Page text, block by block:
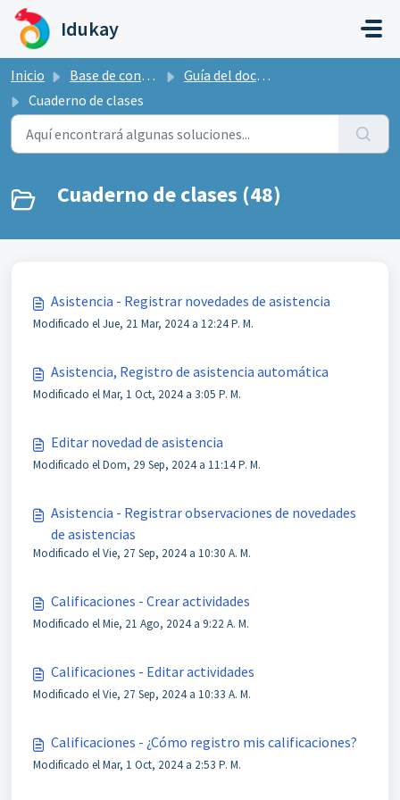
Saltar al contenido principal
Idukay
Inicio Base de conocimientos
Guía del docente Idukay
Cuaderno de clases
Cuaderno de clases (48)
Asistencia - Registrar novedades de asistencia
Modificado el Jue, 21 Mar, 2024 a 12:24 P. M.
Asistencia, Registro de asistencia automática
Modificado el Mar, 1 Oct, 2024 a 3:05 P. M.
Editar novedad de asistencia
Modificado el Dom, 29 Sep, 2024 a 11:14 P. M.
Asistencia - Registrar observaciones de novedades
de asistencias
Modificado el Vie, 27 Sep, 2024 a 10:30 A. M.
Calificaciones - Crear actividades
Modificado el Mie, 21 Ago, 2024 a 9:22 A. M.
Calificaciones - Editar actividades
Modificado el Vie, 27 Sep, 2024 a 10:33 A. M.
Calificaciones - ¿Cómo registro mis calificaciones?
Modificado el Mar, 1 Oct, 2024 a 2:53 P. M.